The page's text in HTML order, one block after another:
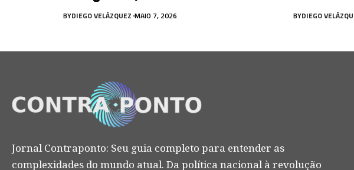
BYDIEGO VELÁZQUEZ MAIO 7, 2026 BYDIEGO
Jornal Contraponto: Seu guia completo para entender as
complexidades do mundo atual. Da política nacional à revolução